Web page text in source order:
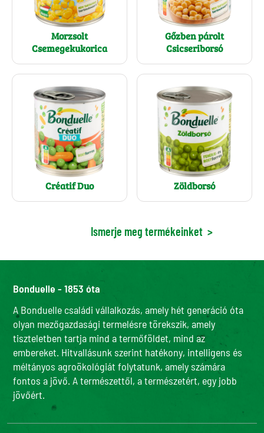
Morzsolt
Csemegekukorica
Gőzben párolt
Csicseriborsó
Créatif Duo Zöldborsó
Ismerje meg termékeinket >
Bonduelle - 1853 óta
A Bonduelle családi vállalkozás, amely hét generáció óta
olyan mezőgazdasági termelésre törekszik, amely
tiszteletben tartja mind a termőföldet, mind az
embereket. Hitvallásunk szerint hatékony, intelligens és
méltányos agroökológiát folytatunk, amely számára
fontos a jövő. A természettől, a természetért, egy jobb
jövőért.